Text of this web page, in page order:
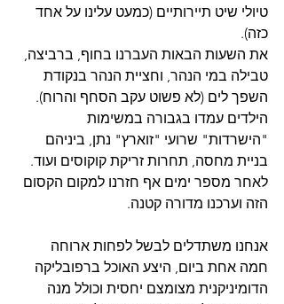
טיולי שיט תיירותיים (כמעט עלינו על אחד
כזה).
את השעות הבאות העברנו בחוף, ברביצה,
טבילה במי הנהר, וחציית הנהר בנקודת
השפך לים (לא פשוט עקב הסחף והרוח).
הילדים עמדו בגבורה במשימות
"הישרדות" שרועי "זוארץ" נתן, ביניהם
בניית מחסה, תחרות זריקת קוקוסים ועוד.
לאחר מספר ימים אף חזרנו למקום הקסום
הזה וערכנו מדורה קטנה.
אנחנו משתדלים לבשל לפחות ארוחה
חמה אחת ביום, היצע האוכל ברפובליקה
הדומיניקנית מצומצם יחסית וכולל מנה